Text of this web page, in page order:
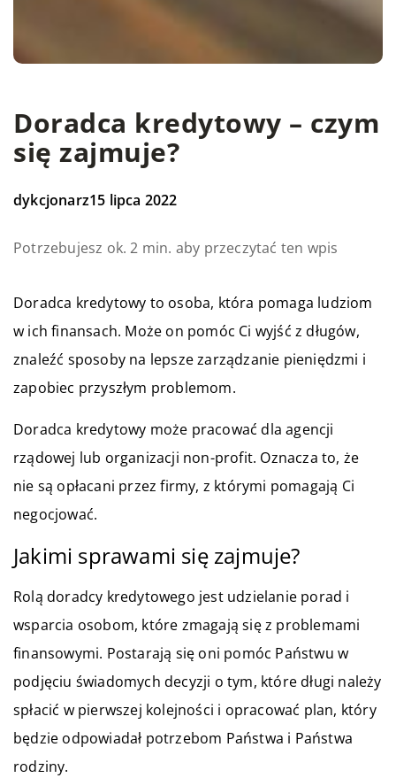
Doradca kredytowy – czym
się zajmuje?
dykcjonarz15 lipca 2022
Potrzebujesz ok. 2 min. aby przeczytać ten wpis
Doradca kredytowy to osoba, która pomaga ludziom
w ich finansach. Może on pomóc Ci wyjść z długów,
znaleźć sposoby na lepsze zarządzanie pieniędzmi i
zapobiec przyszłym problemom.
Doradca kredytowy może pracować dla agencji
rządowej lub organizacji non-profit. Oznacza to, że
nie są opłacani przez firmy, z którymi pomagają Ci
negocjować.
Jakimi sprawami się zajmuje?
Rolą doradcy kredytowego jest udzielanie porad i
wsparcia osobom, które zmagają się z problemami
finansowymi. Postarają się oni pomóc Państwu w
podjęciu świadomych decyzji o tym, które długi należy
spłacić w pierwszej kolejności i opracować plan, który
będzie odpowiadał potrzebom Państwa i Państwa
rodziny.